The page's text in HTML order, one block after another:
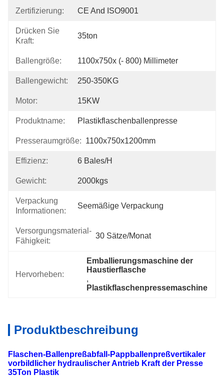
Zertifizierung: CE And ISO9001
Drücken Sie
Kraft:
35ton
Ballengröße: 1100x750x (- 800) Millimeter
Ballengewicht: 250-350KG
Motor: 15KW
Produktname: Plastikflaschenballenpresse
Presseraumgröße: 1100x750x1200mm
Effizienz: 6 Bales/h
Gewicht: 2000kgs
Verpackung
Informationen:
Seemäßige Verpackung
Versorgungsmaterial-
Fähigkeit:
30 Sätze/Monat
Hervorheben:
Emballierungsmaschine der
Haustierflasche
,
Plastikflaschenpressemaschine
Produktbeschreibung
Flaschen-Ballenpreßabfall-Pappballenpreßvertikaler
vorbildlicher hydraulischer Antrieb Kraft der Presse
35Ton Plastik